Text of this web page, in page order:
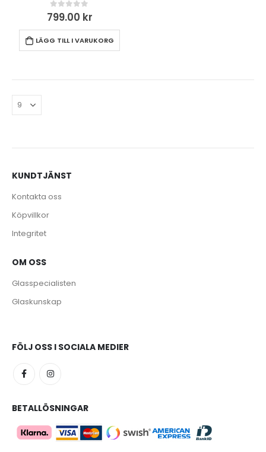
0out of 5
799.00 kr
LÄGG TILL I VARUKORG
KUNDTJÄNST
Kontakta oss
Köpvillkor
Integritet
OM OSS
Glasspecialisten
Glaskunskap
FÖLJ OSS I SOCIALA MEDIER
BETALLÖSNINGAR